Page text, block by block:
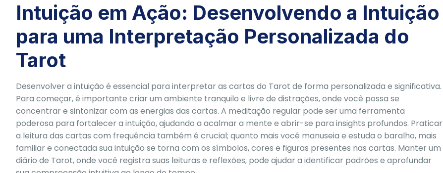
Intuição em Ação: Desenvolvendo a Intuição
para uma Interpretação Personalizada do
Tarot
Desenvolver a intuição é essencial para interpretar as cartas do Tarot de forma personalizada e significativa.
Para começar, é importante criar um ambiente tranquilo e livre de distrações, onde você possa se
concentrar e sintonizar com as energias das cartas. A meditação regular pode ser uma ferramenta
poderosa para fortalecer a intuição, ajudando a acalmar a mente e abrir-se para insights profundos. Praticar
a leitura das cartas com frequência também é crucial; quanto mais você manuseia e estuda o baralho, mais
familiar e conectada sua intuição se torna com os símbolos, cores e figuras presentes nas cartas. Manter um
diário de Tarot, onde você registra suas leituras e reflexões, pode ajudar a identificar padrões e aprofundar